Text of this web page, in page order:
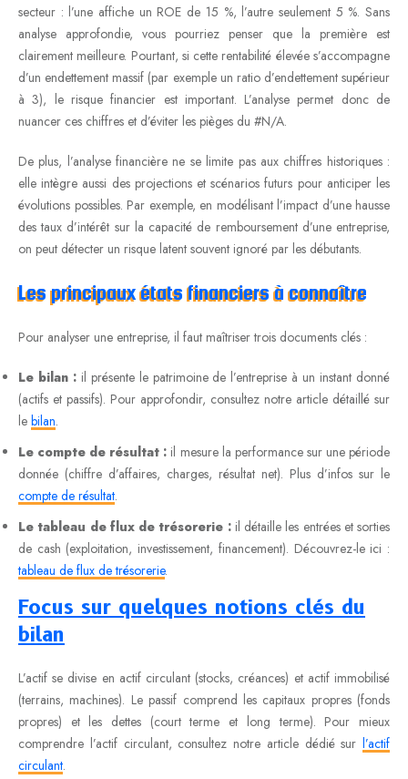
secteur : l’une affiche un ROE de 15 %, l’autre seulement 5 %. Sans
analyse approfondie, vous pourriez penser que la première est
clairement meilleure. Pourtant, si cette rentabilité élevée s’accompagne
d’un endettement massif (par exemple un ratio d’endettement supérieur
à 3), le risque financier est important. L’analyse permet donc de
nuancer ces chiffres et d’éviter les pièges du #N/A.
De plus, l’analyse financière ne se limite pas aux chiffres historiques :
elle intègre aussi des projections et scénarios futurs pour anticiper les
évolutions possibles. Par exemple, en modélisant l’impact d’une hausse
des taux d’intérêt sur la capacité de remboursement d’une entreprise,
on peut détecter un risque latent souvent ignoré par les débutants.
Les principaux états financiers à connaître
Pour analyser une entreprise, il faut maîtriser trois documents clés :
Le bilan :il présente le patrimoine de l’entreprise à un instant donné
(actifs et passifs). Pour approfondir, consultez notre article détaillé sur
le bilan.
Le compte de résultat : il mesure la performance sur une période
donnée (chiffre d’affaires, charges, résultat net). Plus d’infos sur le
compte de résultat.
Le tableau de flux de trésorerie :il détaille les entrées et sorties
de cash (exploitation, investissement, financement). Découvrez-le ici :
tableau de flux de trésorerie.
Focus sur quelques notions clés du
bilan
L’actif se divise en actif circulant (stocks, créances) et actif immobilisé
(terrains, machines). Le passif comprend les capitaux propres (fonds
propres) et les dettes (court terme et long terme). Pour mieux
comprendre l’actif circulant, consultez notre article dédié sur l’actif
circulant.